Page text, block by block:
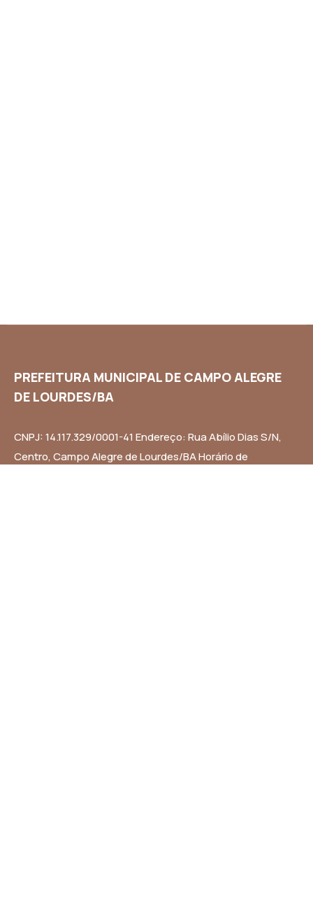
PREFEITURA MUNICIPAL DE CAMPO ALEGRE
DE LOURDES/BA
CNPJ: 14.117.329/0001-41 Endereço: Rua Abílio Dias S/N,
Centro, Campo Alegre de Lourdes/BA Horário de